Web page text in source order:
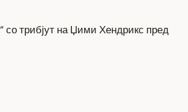
со трибјут на Џими Хендрикс пред